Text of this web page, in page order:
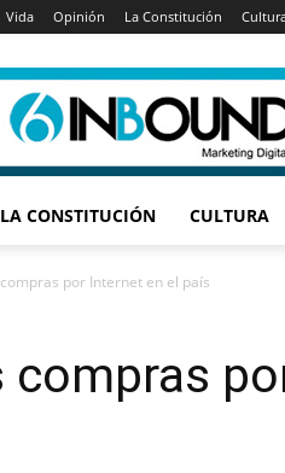
Vida Opinión La Constitución
LA CONSTITUCIÓN CULTURA
por Internet en el país
compras